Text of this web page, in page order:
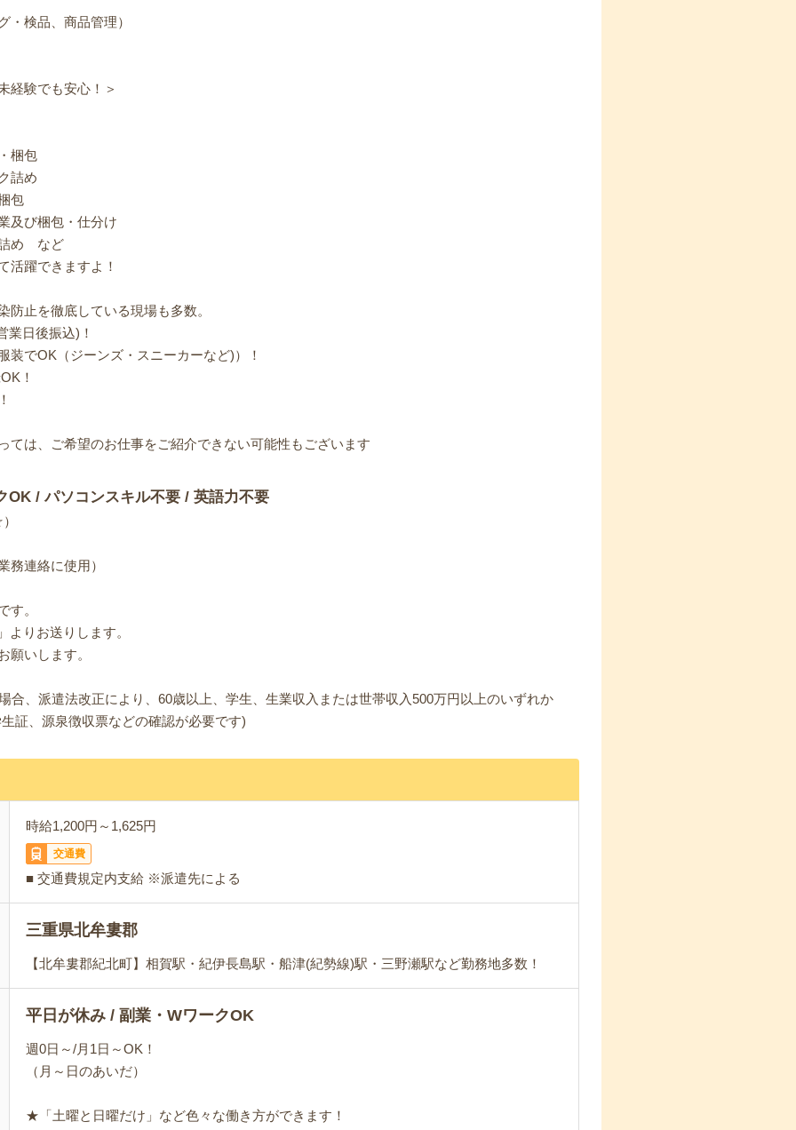
・検品、商品管理）
経験でも安心！＞
梱包
詰め
包
及び梱包・仕分け
め など
活躍できますよ！
止を徹底している現場も多数。
業日後振込)！
装でOK（ジーンズ・スニーカーなど)）！
！
は、ご希望のお仕事をご紹介できない可能性もございます
OK / パソコンスキル不要 / 英語力不要
連絡に使用）
す。
よりお送りします。
願いします。
合、派遣法改正により、60歳以上、学生、生業収入または世帯収入500万円以上のいずれか
証、源泉徴収票などの確認が必要です)
時給1,200円～1,625円
交通費
■ 交通費規定内支給 ※派遣先による
三重県北牟婁郡
【北牟婁郡紀北町】相賀駅・紀伊長島駅・船津(紀勢線)駅・三野瀬駅など勤務地多数！
平日が休み / 副業・WワークOK
週0日～/月1日～OK！
（月～日のあいだ）
★「土曜と日曜だけ」など色々な働き方ができます！